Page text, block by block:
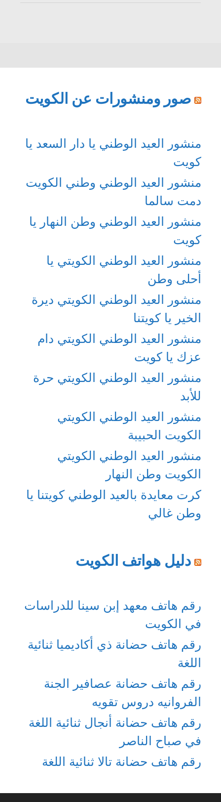
صور ومنشورات عن الكويت
منشور العيد الوطني يا دار السعد يا
كويت
منشور العيد الوطني وطني الكويت
دمت سالما
منشور العيد الوطني وطن النهار يا
كويت
منشور العيد الوطني الكويتي يا
أحلى وطن
منشور العيد الوطني الكويتي ديرة
الخير يا كويتنا
منشور العيد الوطني الكويتي دام
عزك يا كويت
منشور العيد الوطني الكويتي حرة
للأبد
منشور العيد الوطني الكويتي
الكويت الحبيبة
منشور العيد الوطني الكويتي
الكويت وطن النهار
كرت معايدة بالعيد الوطني كويتنا يا
وطن غالي
دليل هواتف الكويت
رقم هاتف معهد إبن سينا للدراسات
في الكويت
رقم هاتف حضانة ذي أكاديميا ثنائية
اللغة
رقم هاتف حضانة عصافير الجنة
الفروانيه دروس تقويه
رقم هاتف حضانة أنجال ثنائية اللغة
في صباح الناصر
رقم هاتف حضانة تالا ثنائية اللغة